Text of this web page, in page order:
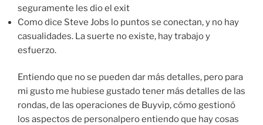
seguramente les dio el exit
Como dice Steve Jobs lo puntos se conectan, y no hay
casualidades. La suerte no existe, hay trabajo y
esfuerzo.
Entiendo que no se pueden dar más detalles, pero para
mi gusto me hubiese gustado tener más detalles de las
rondas, de las operaciones de Buyvip, cómo gestionó
los aspectos de personalpero entiendo que hay cosas